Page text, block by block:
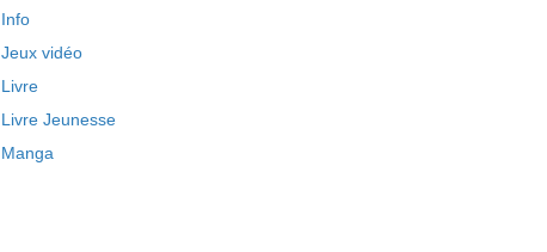
Info
Jeux vidéo
Livre
Livre Jeunesse
Manga